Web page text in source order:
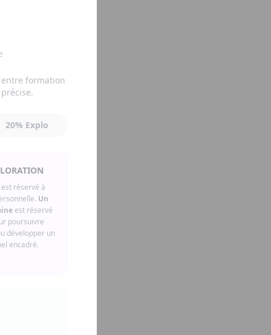
formation
20% Explo
réservé à
Un
est réservé
poursuivre
développer un
encadré.